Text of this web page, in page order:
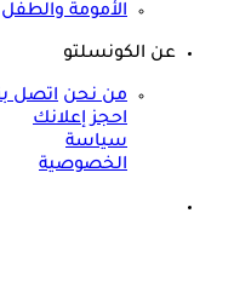
الأمومة والطفل
عن الكونسلتو
من نحن اتصل
احجز إعلانك
سياسة
الخصوصية